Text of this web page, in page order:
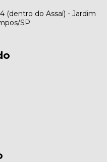
(dentro do Assaí) - Jardim
SP